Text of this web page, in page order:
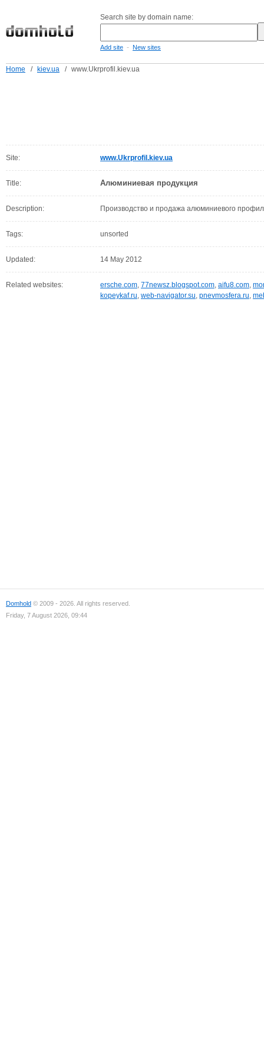
Search site by domain name:
Add site - New sites
Home / kiev.ua / www.Ukrprofil.kiev.ua
Site: www.Ukrprofil.kiev.ua
Title: Алюминиевая продукция
Description: Производство и продажа алюминиевого
Tags: unsorted
Updated: 14 May 2012
Related websites: ersche.com, 77newsz.blogspot.com, aifu8.com,
kopeykaf.ru, web-navigator.su, pnevmosfera.ru,
Domhold © 2009 - 2026. All rights reserved.
Friday, 7 August 2026, 09:44